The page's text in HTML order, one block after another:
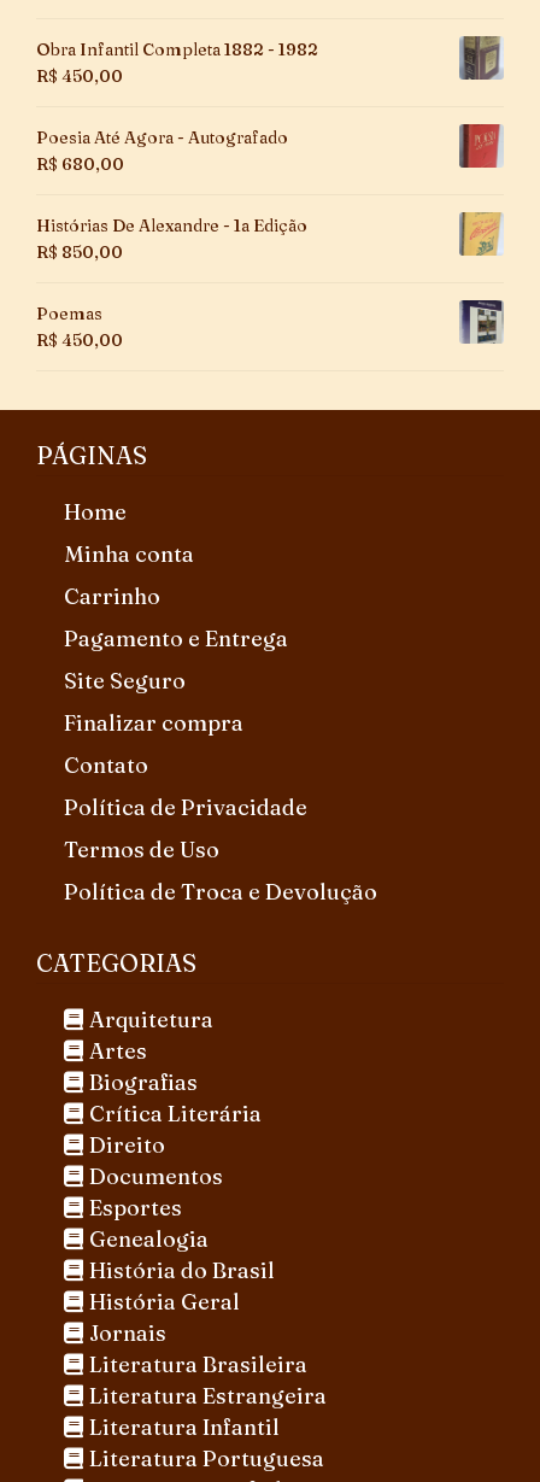
Obra Infantil Completa 1882 - 1982
R$ 450,00
Poesia Até Agora - Autografado
R$ 680,00
Histórias De Alexandre - 1a Edição
R$ 850,00
Poemas
R$ 450,00
PÁGINAS
Home
Minha conta
Carrinho
Pagamento e Entrega
Site Seguro
Finalizar compra
Contato
Política de Privacidade
Termos de Uso
Política de Troca e Devolução
CATEGORIAS
Arquitetura
Artes
Biografias
Crítica Literária
Direito
Documentos
Esportes
Genealogia
História do Brasil
História Geral
Jornais
Literatura Brasileira
Literatura Estrangeira
Literatura Infantil
Literatura Portuguesa